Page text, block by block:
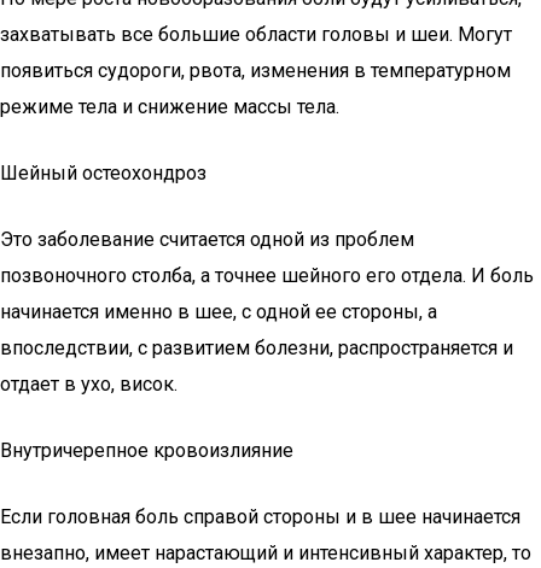
захватывать все большие области головы и шеи. Могут
появиться судороги, рвота, изменения в температурном
режиме тела и снижение массы тела.
Шейный остеохондроз
Это заболевание считается одной из проблем
позвоночного столба, а точнее шейного его отдела. И боль
начинается именно в шее, с одной ее стороны, а
впоследствии, с развитием болезни, распространяется и
отдает в ухо, висок.
Внутричерепное кровоизлияние
Если головная боль справой стороны и в шее начинается
внезапно, имеет нарастающий и интенсивный характер, то